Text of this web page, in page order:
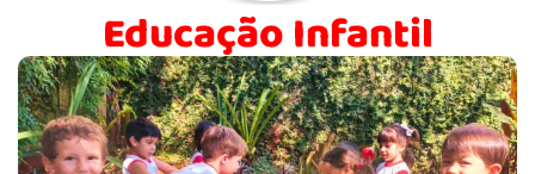
Educação Infantil